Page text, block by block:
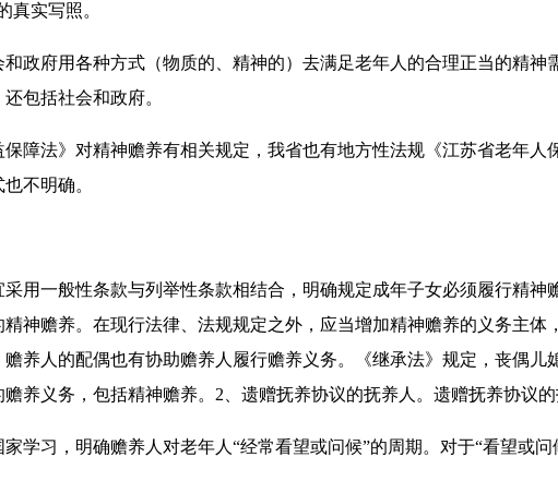
真实写照。
府用各种方式（物质的、精神的）去满足老年人的合理正当的精神
包括社会和政府。
法》对精神赡养有相关规定，我省也有地方性法规《江苏省老年人
不明确。
一般性条款与列举性条款相结合，明确规定成年子女必须履行精神
神赡养。在现行法律、法规规定之外，应当增加精神赡养的义务主
养人的配偶也有协助赡养人履行赡养义务。《继承法》规定，丧偶
养义务，包括精神赡养。2、遗赠抚养协议的抚养人。遗赠抚养协议
习，明确赡养人对老年人“经常看望或问候”的周期。对于“看望或